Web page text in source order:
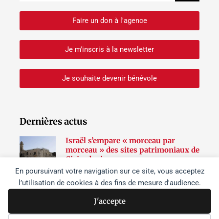
En poursuivant votre navigation sur ce site, vous acceptez
l’utilisation de cookies à des fins de mesure d'audience.
J'accepte
Faire un don à l'agence
Je m'inscris à la newsletter
Je souhaite devenir bénévole
Dernières actus
Israël s’empare « morceau par
morceau » des sites patrimoniaux de
Cisjordanie
Lire la suite »
Netanyahou à Washington :
dissensions et effritement du
soutien à Israël dans l’opinion